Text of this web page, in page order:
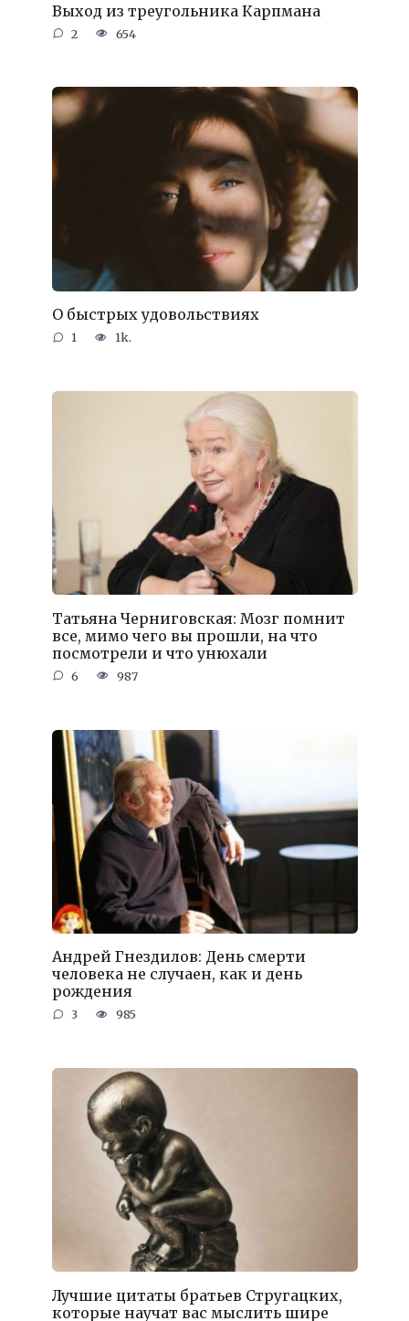
Выход из треугольника Карпмана
2 654
О быстрых удовольствиях
1 1k.
Татьяна Черниговская: Мозг помнит
все, мимо чего вы прошли, на что
посмотрели и что унюхали
6 987
Андрей Гнездилов: День смерти
человека не случаен, как и день
рождения
3 985
Лучшие цитаты братьев Стругацких,
которые научат вас мыслить шире